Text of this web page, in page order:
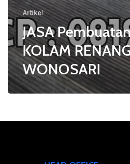
Artikel
JASA
KOLAM
WONOSARI